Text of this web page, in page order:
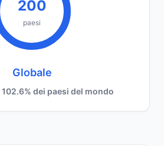
200
paesi
Globale
dei paesi del mondo